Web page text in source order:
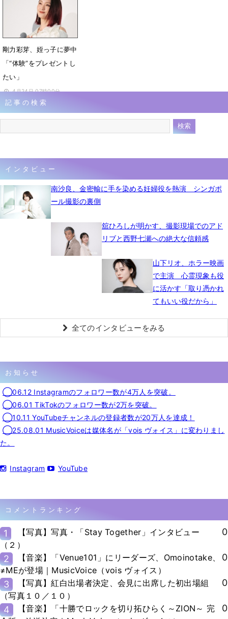
5月3日 08時00分
剛力彩芽、姪っ子に夢中
「“体験”をプレゼントし
たい」
4月24日 07時00分
記事の検索
インタビュー
南沙良、金密輸に手を染める妊婦役を熱演 シンガポ
ール撮影の裏側
舘ひろしが明かす、撮影現場でのアド
リブと西野七瀬への絶大な信頼感
山下リオ、ホラー映画
で主演 心霊現象も役
に活かす「取り憑かれ
てもいい役だから」
全てのインタビューをみる
お知らせ
◯06.12 Instagramのフォロワー数が4万人を突破。
◯06.01 TikTokのフォロワー数が2万を突破。
◯10.11 YouTubeチャンネルの登録者数が20万人を達成！
◯25.08.01 MusicVoiceは媒体名が「vois ヴォイス」に変わりまし
た。
Instagram YouTube
コメントランキング
1
【写真】写真・「Stay Together」インタビュー
（２）
0
2
【音楽】「Venue101」にリーダーズ、Omoinotake、
≠MEが登場｜MusicVoice（vois ヴォイス）
0
3
【写真】紅白出場者決定、会見に出席した初出場組
（写真１０／１０）
0
4
【音楽】「十勝でロックを切り拓ひらく～ZION～ 完
0